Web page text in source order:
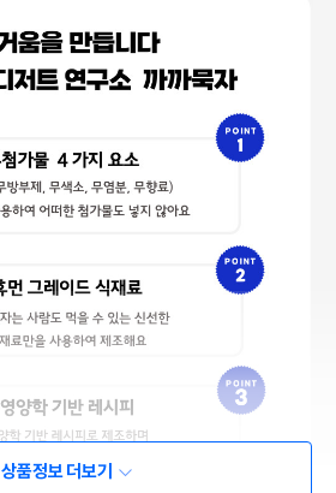
상품정보 더보기